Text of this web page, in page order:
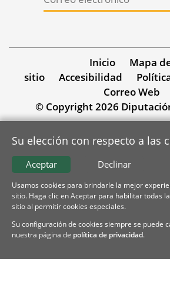
Inicio
Mapa
sitio
Accesibilidad
Correo Web
© Copyright 2026
Su elección con respecto a las
Declinar
Aceptar
Usamos cookies para brindarle la mejor
sitio. Haga clic en Aceptar para habilitar todas
sitio al permitir cookies especiales.
Su configuración de cookies siempre se puede
nuestra página de política de privacidad.